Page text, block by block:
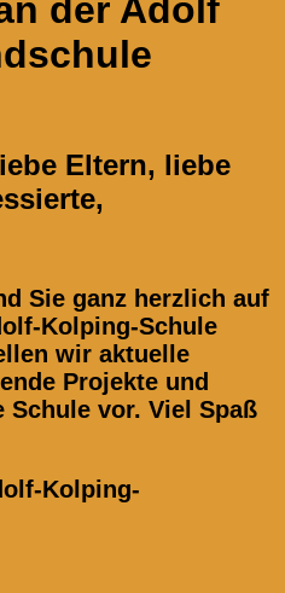
der Adolf
Eltern, liebe
Sie ganz herzlich auf
Kolping-Schule
wir aktuelle
Projekte und
vor. Viel Spaß
Kolping-